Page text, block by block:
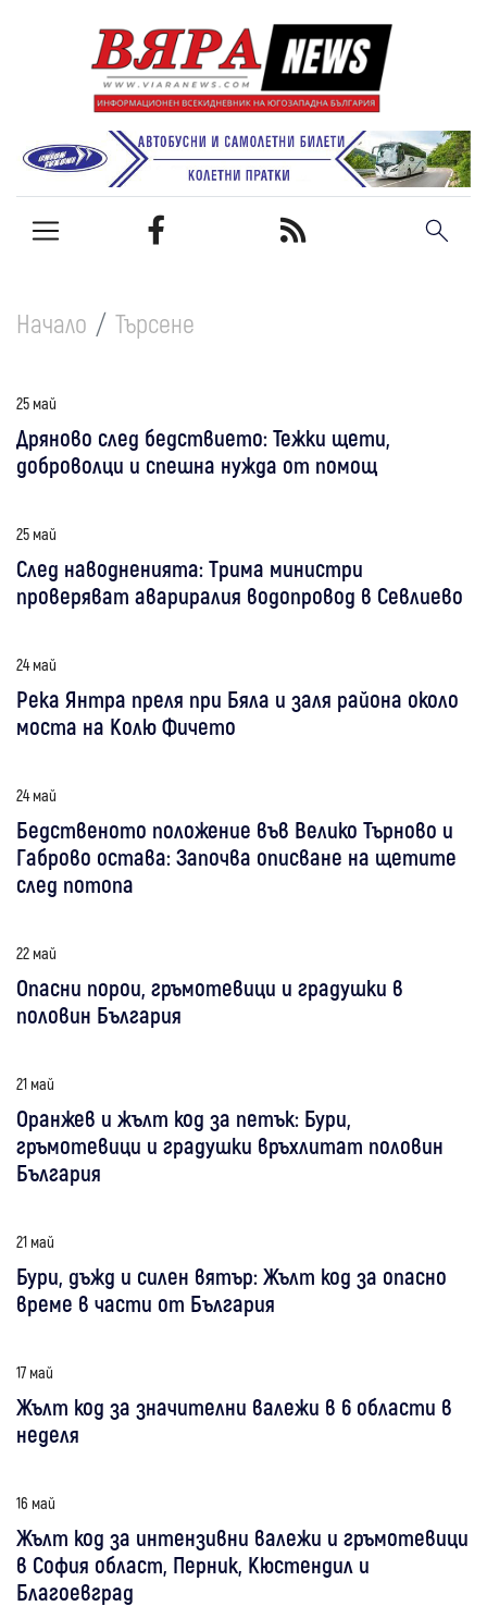
Начало Търсене
25 май
Дряново след бедствието: Тежки щети,
доброволци и спешна нужда от помощ
25 май
След наводненията: Трима министри
проверяват авариралия водопровод в Севлиево
24 май
Река Янтра преля при Бяла и заля района около
моста на Колю Фичето
24 май
Бедственото положение във Велико Търново и
Габрово остава: Започва описване на щетите
след потопа
22 май
Опасни порои, гръмотевици и градушки в
половин България
21 май
Оранжев и жълт код за петък: Бури,
гръмотевици и градушки връхлитат половин
България
21 май
Бури, дъжд и силен вятър: Жълт код за опасно
време в части от България
17 май
Жълт код за значителни валежи в 6 области в
неделя
16 май
Жълт код за интензивни валежи и гръмотевици
в София област, Перник, Кюстендил и
Благоевград